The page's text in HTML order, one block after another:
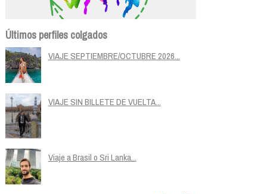
Últimos perfiles colgados
VIAJE SEPTIEMBRE/OCTUBRE 2026...
VIAJE SIN BILLETE DE VUELTA...
Viaje a Brasil o Sri Lanka...